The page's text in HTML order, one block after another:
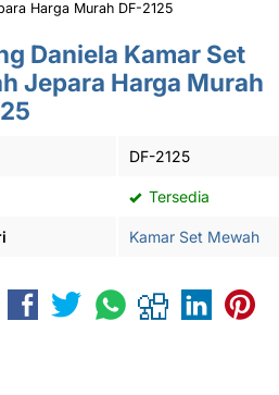
Harga Murah DF-2125
Daniela Kamar Set
Jepara Harga Murah
DF-2125
Tersedia
Kamar Set Mewah